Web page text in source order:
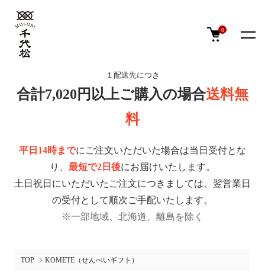
0
１配送先につき
合計7,020円以上ご購入の場合送料無
料
平日14時までにご注文いただいた場合は当日受付とな
り、 最短で2日後にお届けいたします。
土日祝日にいただいたご注文につきましては、翌営業日
の受付として順次ご手配いたします。
※一部地域、北海道、離島を除く
TOP KOMETE（せんべいギフト）